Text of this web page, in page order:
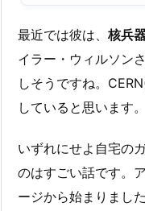
最近では彼は、 核兵
イラー・ウィルソン
しそうですね。
していると思います。
いずれにせよ自宅の
のはすごい話です。
ージから始まりました